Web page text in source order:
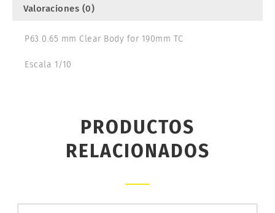
Valoraciones (0)
P63 0.65 mm Clear Body for 190mm TC
Escala 1/10
PRODUCTOS
RELACIONADOS